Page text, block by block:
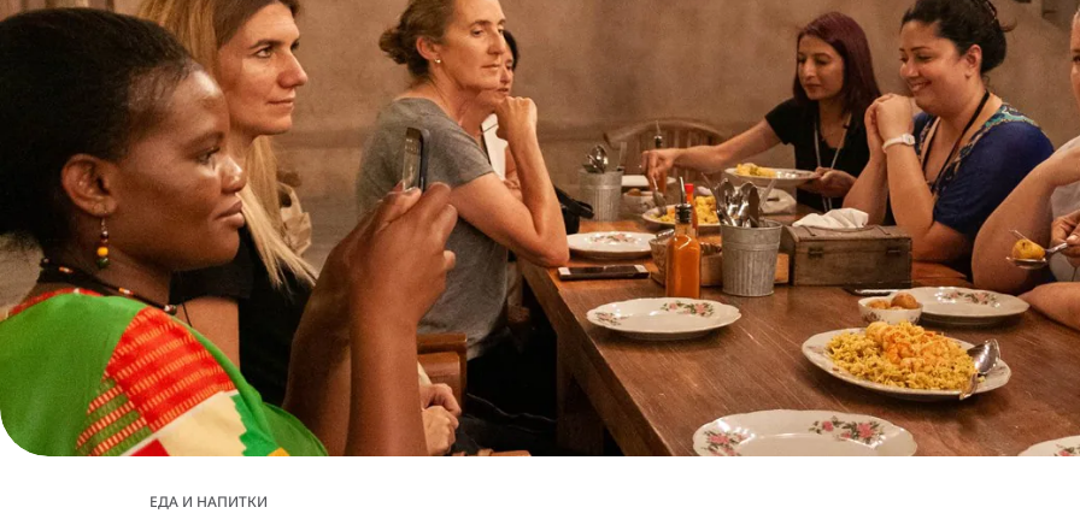
ЕДА И НАПИТКИ